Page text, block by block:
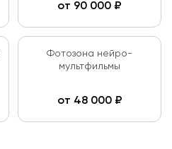
от 90 000 ₽
Фотозона нейро-
мультфильмы
от 48 000₽